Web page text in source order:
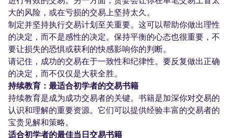
大的风险，或在亏损的交易上坚持太久。
制定并坚持执行交易计划至关重要。这可以帮助你做出理性
的决定，而不是感性的决定。保持平衡的心态也很重要，不
要让损失的恐惧或获利的快感影响你的判断。
请记住，成功的交易在于一致性和纪律性。要反复做出正确
的决定，而不仅仅是大获全胜。
持续教育：最适合初学者的交易书籍
持续教育是成为成功交易者的关键。书籍是加深你对交易的
认识和理解的重要资源。它们可以提供经验丰富的交易者的
宝贵见解和策略。
适合初学者的最佳当日交易书籍